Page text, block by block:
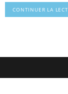
CONTINUER LA